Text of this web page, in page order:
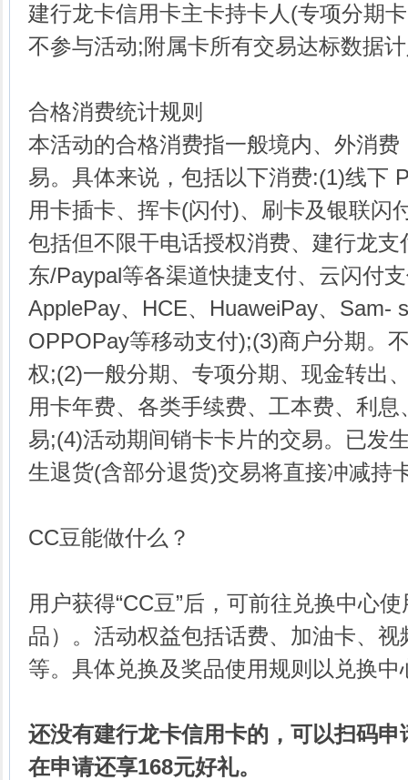
建行龙卡信用卡主卡持卡人(专项分期
不参与活动;附属卡所有交易达标数据
合格消费统计规则
本活动的合格消费指一般境内、外消
易。具体来说，包括以下消费:(1)线下
用卡插卡、挥卡(闪付)、刷卡及银联闪
包括但不限干电话授权消费、建行龙
东/Paypal等各渠道快捷支付、云闪付
ApplePay、HCE、HuaweiPay、Sam-
OPPOPay等移动支付);(3)商户分期。
权;(2)一般分期、专项分期、现金转出
用卡年费、各类手续费、工本费、利
易;(4)活动期间销卡卡片的交易。已发
生退货(含部分退货)交易将直接冲减持
CC豆能做什么？
用户获得“CC豆”后，可前往兑换中心
品）。活动权益包括话费、加油卡、
等。具体兑换及奖品使用规则以兑换
还没有建行龙卡信用卡的，可以扫码
在申请还享168元好礼。